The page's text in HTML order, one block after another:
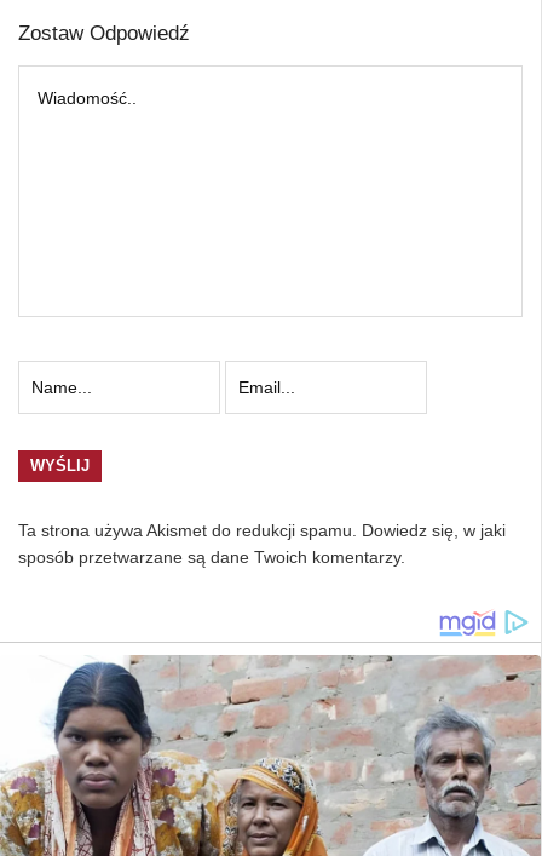
Zostaw Odpowiedź
Ta strona używa Akismet do redukcji spamu. Dowiedz się, w jaki
sposób przetwarzane są dane Twoich komentarzy.